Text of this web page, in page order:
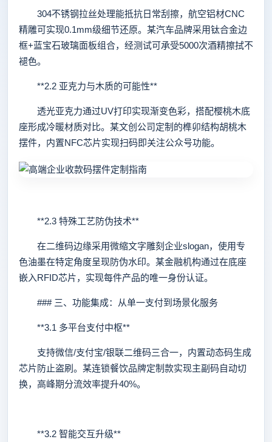
304不锈钢拉丝处理能抵抗日常刮擦，航空铝材CNC
精雕可实现0.1mm级细节还原。某汽车品牌采用钛合金边
框+蓝宝石玻璃面板组合，经测试可承受5000次酒精擦拭不
褪色。
**2.2 亚克力与木质的可能性**
透光亚克力通过UV打印实现渐变色彩，搭配樱桃木底
座形成冷暖材质对比。某文创公司定制的榫卯结构胡桃木
摆件，内置NFC芯片实现扫码即关注公众号功能。
**2.3 特殊工艺防伪技术**
在二维码边缘采用微缩文字雕刻企业slogan，使用专
色油墨在特定角度呈现防伪水印。某金融机构通过在底座
嵌入RFID芯片，实现每件产品的唯一身份认证。
### 三、功能集成：从单一支付到场景化服务
**3.1 多平台支付中枢**
支持微信/支付宝/银联二维码三合一，内置动态码生成
芯片防止盗刷。某连锁餐饮品牌定制款实现主副码自动切
换，高峰期分流效率提升40%。
**3.2 智能交互升级**